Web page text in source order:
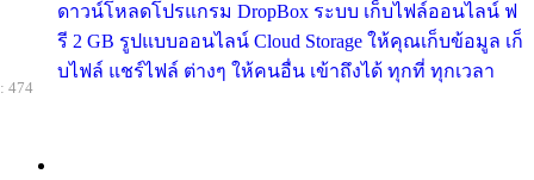
ดาวน์โหลดโปรแกรม DropBox ระบบ เก็บไฟล์ออนไลน์ ฟ
รี 2 GB รูปแบบออนไลน์ Cloud Storage ให้คุณเก็บข้อมูล เก็
บไฟล์ แชร์ไฟล์ ต่างๆ ให้คนอื่น เข้าถึงได้ ทุกที่ ทุกเวลา
474